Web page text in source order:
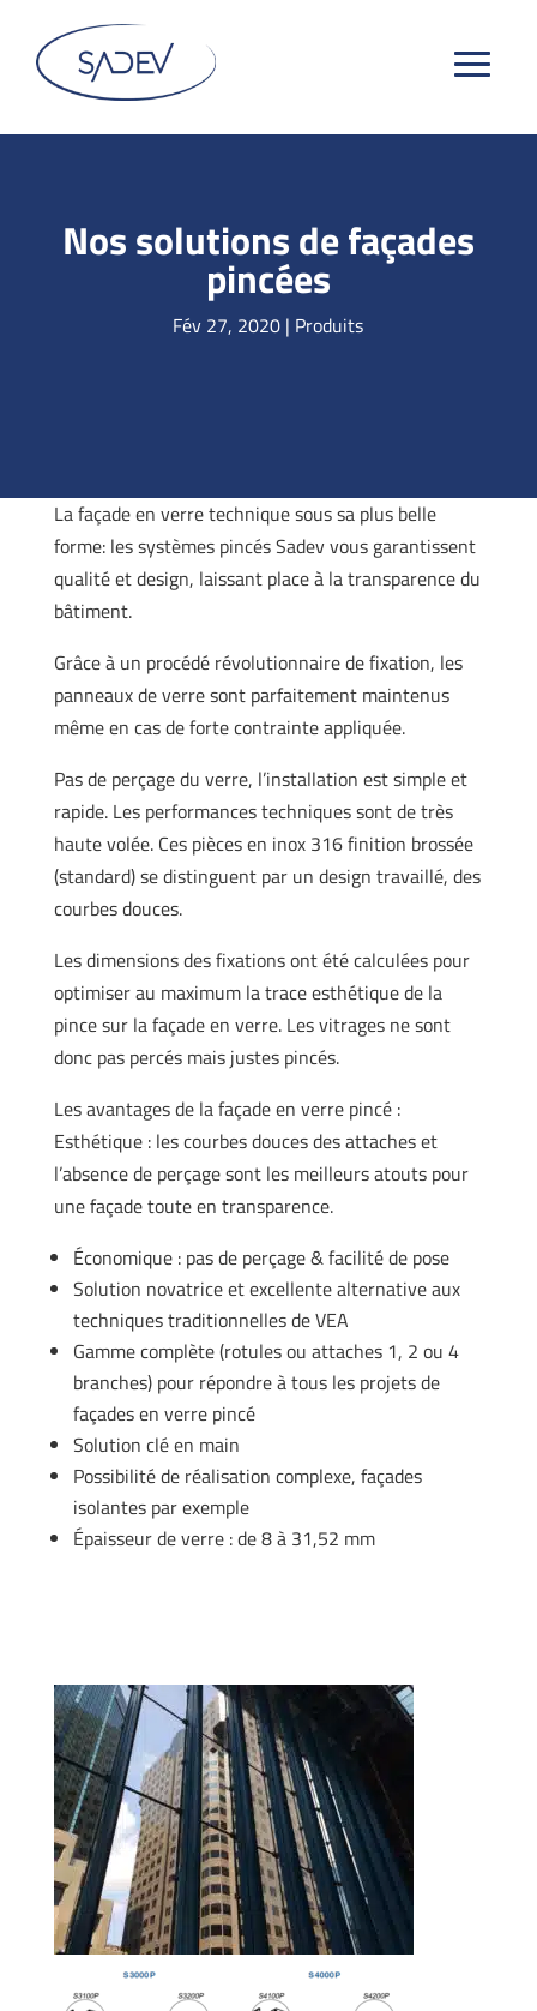
Nos solutions de façades
pincées
Fév 27, 2020 | Produits
La façade en verre technique sous sa plus belle
forme: les systèmes pincés Sadev vous garantissent
qualité et design, laissant place à la transparence du
bâtiment.
Grâce à un procédé révolutionnaire de fixation, les
panneaux de verre sont parfaitement maintenus
même en cas de forte contrainte appliquée.
Pas de perçage du verre, l’installation est simple et
rapide. Les performances techniques sont de très
haute volée. Ces pièces en inox 316 finition brossée
(standard) se distinguent par un design travaillé, des
courbes douces.
Les dimensions des fixations ont été calculées pour
optimiser au maximum la trace esthétique de la
pince sur la façade en verre. Les vitrages ne sont
donc pas percés mais justes pincés.
Les avantages de la façade en verre pincé :
Esthétique : les courbes douces des attaches et
l’absence de perçage sont les meilleurs atouts pour
une façade toute en transparence.
Économique : pas de perçage & facilité de pose
Solution novatrice et excellente alternative aux
techniques traditionnelles de VEA
Gamme complète (rotules ou attaches 1, 2 ou 4
branches) pour répondre à tous les projets de
façades en verre pincé
Solution clé en main
Possibilité de réalisation complexe, façades
isolantes par exemple
Épaisseur de verre : de 8 à 31,52 mm